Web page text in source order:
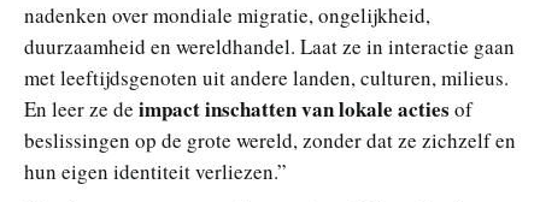
nadenken over mondiale migratie, ongelijkheid,
duurzaamheid en wereldhandel. Laat ze in interactie gaan
met leeftijdsgenoten uit andere landen, culturen, milieus.
En leer ze de impact inschatten van lokale acties of
beslissingen op de grote wereld, zonder dat ze zichzelf en
hun eigen identiteit verliezen.”